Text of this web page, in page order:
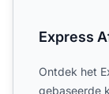
Express
Ontdek het
gebaseerde